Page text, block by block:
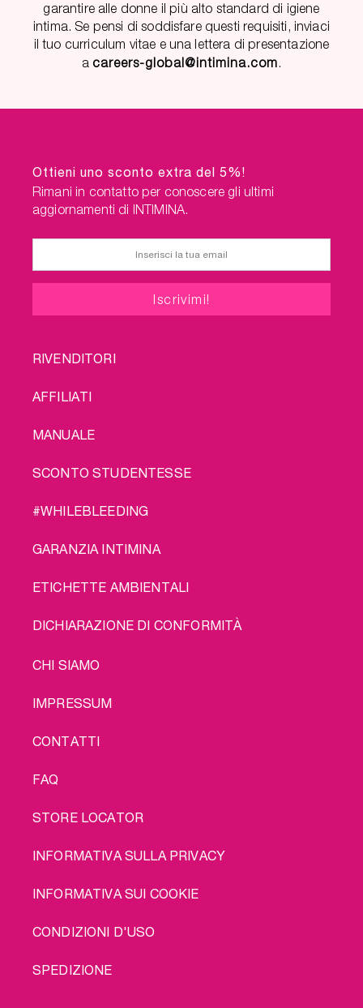
garantire alle donne il più alto standard di igiene
intima. Se pensi di soddisfare questi requisiti, inviaci
il tuo curriculum vitae e una lettera di presentazione
a careers-global@intimina.com.
Ottieni uno sconto extra del 5%!
Rimani in contatto per conoscere gli ultimi
aggiornamenti di INTIMINA.
FOOTER
RIVENDITORI
AFFILIATI
MANUALE
SCONTO STUDENTESSE
#WHILEBLEEDING
GARANZIA INTIMINA
ETICHETTE AMBIENTALI
DICHIARAZIONE DI CONFORMITÀ
LEGAL
CHI SIAMO
IMPRESSUM
CONTATTI
FAQ
STORE LOCATOR
INFORMATIVA SULLA PRIVACY
INFORMATIVA SUI COOKIE
CONDIZIONI D'USO
SPEDIZIONE